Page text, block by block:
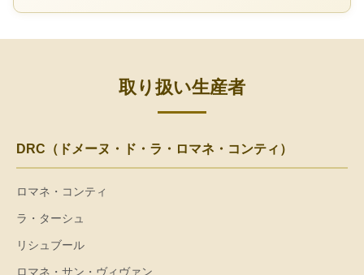
取り扱い生産者
DRC（ドメーヌ・ド・ラ・ロマネ・コンティ）
ロマネ・コンティ
ラ・ターシュ
リシュブール
ロマネ・サン・ヴィヴァン